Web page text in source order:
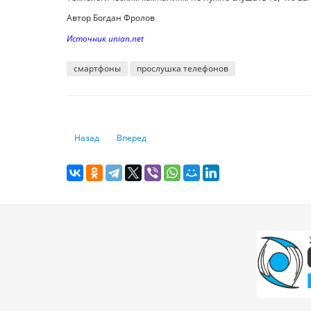
Автор Богдан Фролов
Источник unian.net
смартфоны прослушка телефонов
Предыдущий: OpenAI готовит крупнейшее обновление
Назад Следующий: В Instagram резко участились
Вперед